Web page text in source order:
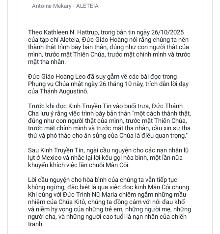
Antoine Mekary | ALETEIA
Theo Kathleen N. Hattrup, trong bản tin ngày 26/10/2025
của tạp chí Aleteia, Đức Giáo Hoàng nói rằng chúng ta nên
thành thật trình bày bản thân, đúng như con người thật của
mình, trước mặt Thiên Chúa, trước mặt chính mình và trước
mặt tha nhân.
Đức Giáo Hoàng Leo đã suy gẫm về các bài đọc trong
Phụng vụ Chúa nhật ngày 26 tháng 10 này, trích dẫn lời dạy
của Thánh Augustinô.
Trước khi đọc Kinh Truyền Tin vào buổi trưa, Đức Thánh
Cha lưu ý rằng việc trình bày bản thân "một cách thành thật,
đúng như con người thật của mình, trước mặt Thiên Chúa,
trước mặt chính mình và trước mặt tha nhân, cầu xin sự tha
thứ và phó thác cho ân sủng của Chúa là điều quan trọng."
Sau Kinh Truyền Tin, ngài cầu nguyện cho các nạn nhân lũ
lụt ở Mexico và nhắc lại lời kêu gọi hòa bình, một lần nữa
khuyến khích việc lần chuỗi Mân Côi.
Lời cầu nguyện cho hòa bình của chúng ta vẫn tiếp tục
không ngừng, đặc biệt là qua việc đọc kinh Mân Côi chung.
Khi cùng với Đức Trinh Nữ Maria chiêm ngắm những mầu
nhiệm của Chúa Kitô, chúng ta đồng cảm với nỗi đau khổ
và niềm hy vọng của những trẻ em, những người mẹ, những
người cha, và những người cao tuổi là nạn nhân của chiến
tranh.